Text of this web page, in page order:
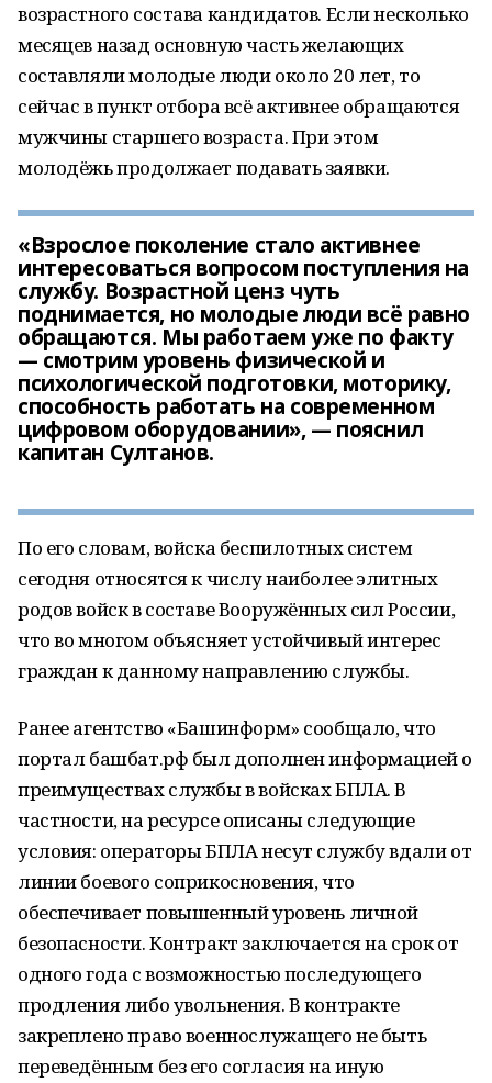
возрастного состава кандидатов. Если несколько
месяцев назад основную часть желающих
составляли молодые люди около 20 лет, то
сейчас в пункт отбора всё активнее обращаются
мужчины старшего возраста. При этом
молодёжь продолжает подавать заявки.
«Взрослое поколение стало активнее
интересоваться вопросом поступления на
службу. Возрастной ценз чуть
поднимается, но молодые люди всё равно
обращаются. Мы работаем уже по факту
— смотрим уровень физической и
психологической подготовки, моторику,
способность работать на современном
цифровом оборудовании», — пояснил
капитан Султанов.
По его словам, войска беспилотных систем
сегодня относятся к числу наиболее элитных
родов войск в составе Вооружённых сил России,
что во многом объясняет устойчивый интерес
граждан к данному направлению службы.
Ранее агентство «Башинформ» сообщало, что
портал башбат.рф был дополнен информацией о
преимуществах службы в войсках БПЛА. В
частности, на ресурсе описаны следующие
условия: операторы БПЛА несут службу вдали от
линии боевого соприкосновения, что
обеспечивает повышенный уровень личной
безопасности. Контракт заключается на срок от
одного года с возможностью последующего
продления либо увольнения. В контракте
закреплено право военнослужащего не быть
переведённым без его согласия на иную